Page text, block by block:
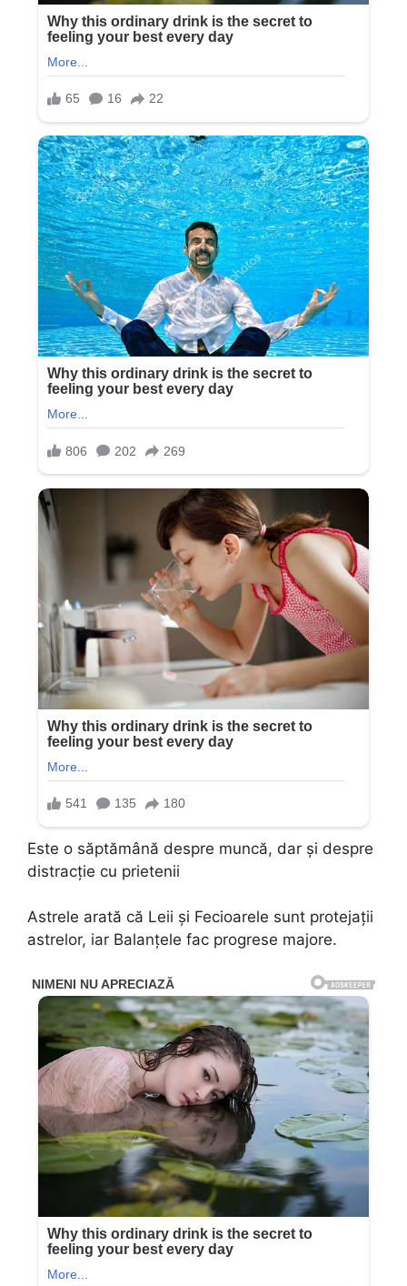
Este o săptămână despre muncă, dar și despre
distracție cu prietenii
Astrele arată că Leii și Fecioarele sunt protejații
astrelor, iar Balanțele fac progrese majore.